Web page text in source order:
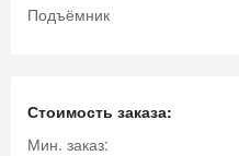
Подъёмник
Стоимость заказа:
Мин. заказ: